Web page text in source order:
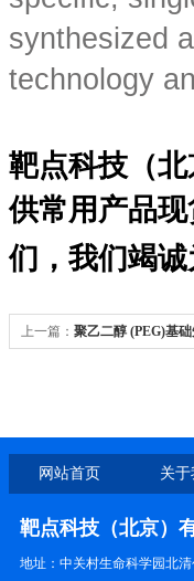
synthesized
technology
靶点科技（
供常用产品
们，我们竭
上一篇： 聚乙二醇 (PEG)基
网站首页 关
靶点科技（北京）
地址：中关村生命科学园北